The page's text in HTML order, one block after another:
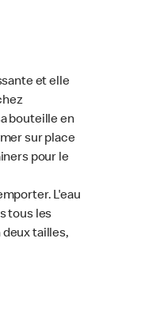
et elle
bouteille en
sur place
pour le
L'eau
tous les
deux tailles,